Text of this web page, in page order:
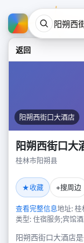
返回
阳朔西街口大酒店
阳朔西街口大
桂林市阳朔县
★收藏 ⌖搜周边
查看完整信息地址: 桂
类型: 住宿服务;宾馆
阳朔西街口大酒店